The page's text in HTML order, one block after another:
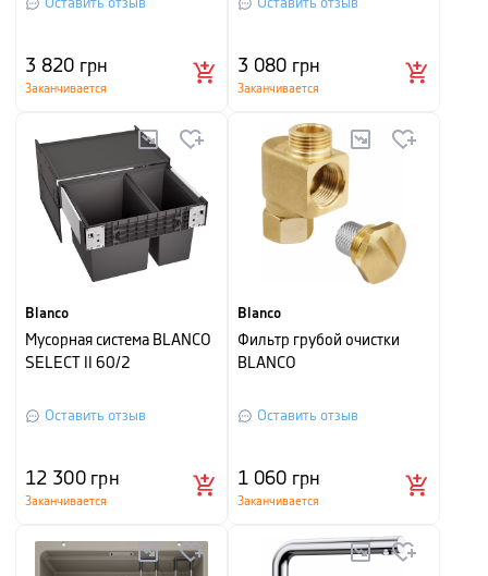
Оставить отзыв
3 820 грн
Заканчивается
Оставить отзыв
3 080 грн
Заканчивается
Blanco
Мусорная система BLANCO
SELECT II 60/2
Оставить отзыв
12 300грн
Заканчивается
Blanco
Фильтр грубой очистки
BLANCO
Оставить отзыв
1 060 грн
Заканчивается